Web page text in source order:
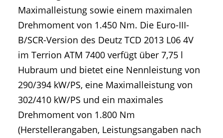
Maximalleistung sowie einem maximalen
Drehmoment von 1.450 Nm. Die Euro-III-
B/SCR-Version des Deutz TCD 2013 L06 4V
im Terrion ATM 7400 verfügt über 7,75 l
Hubraum und bietet eine Nennleistung von
290/394 kW/PS, eine Maximalleistung von
302/410 kW/PS und ein maximales
Drehmoment von 1.800 Nm
(Herstellerangaben, Leistungsangaben nach